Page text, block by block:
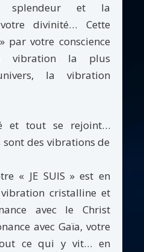
et la
divinité… Cette
par votre conscience
vibration la plus
la vibration
et tout se rejoint…
sont des vibrations de
« JE SUIS » est en
cristalline et
avec le Christ
avec Gaïa, votre
ce qui y vit… en